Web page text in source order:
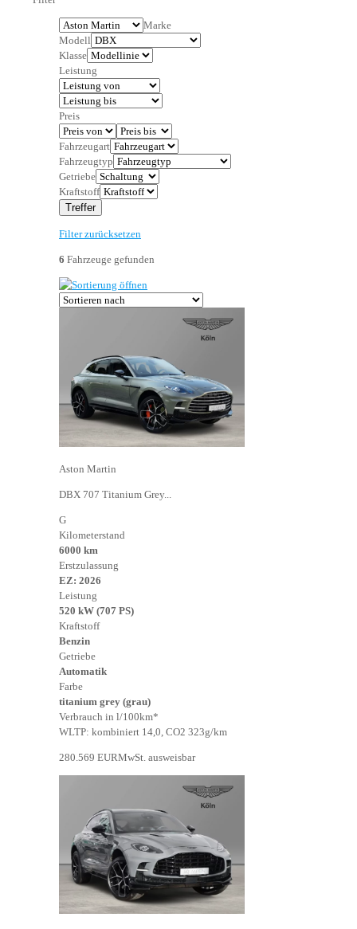
Marke
Modell
Klasse
Leistung
Preis
Fahrzeugart
Fahrzeugtyp
Getriebe
Kraftstoff
Treffer
Filter zurücksetzen
6 Fahrzeuge gefunden
Aston Martin
DBX 707 Titanium Grey...
G
Kilometerstand
6000 km
Erstzulassung
EZ: 2026
Leistung
520 kW (707 PS)
Kraftstoff
Benzin
Getriebe
Automatik
Farbe
titanium grey (grau)
Verbrauch in l/100km*
WLTP: kombiniert 14,0, CO2 323g/km
280.569 EURMwSt. ausweisbar